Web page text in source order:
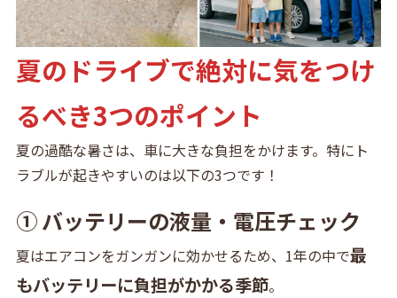
夏のドライブで絶対に気をつけ
るべき3つのポイント
夏の過酷な暑さは、車に大きな負担をかけます。特にト
ラブルが起きやすいのは以下の3つです！
① バッテリーの液量・電圧チェック
夏はエアコンをガンガンに効かせるため、1年の中で最
もバッテリーに負担がかかる季節。